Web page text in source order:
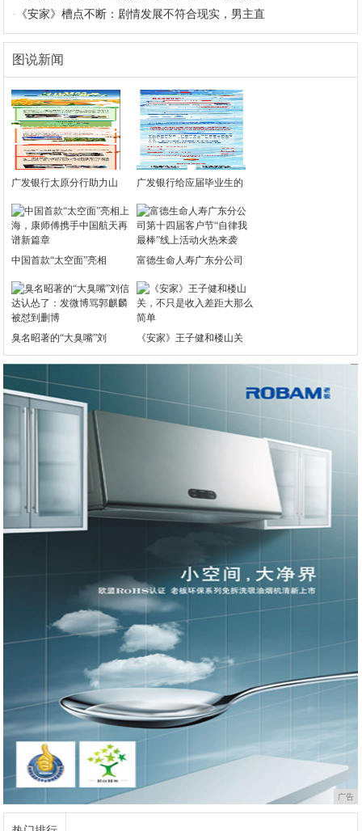
·
《安家》槽点不断：剧情发展不符合现实，男主直
图说新闻
广发银行太原分行助力山 广发银行给应届毕业生的
中国首款“太空面”亮相 富德生命人寿广东分公司
臭名昭著的“大臭嘴”刘 《安家》王子健和楼山关
广告